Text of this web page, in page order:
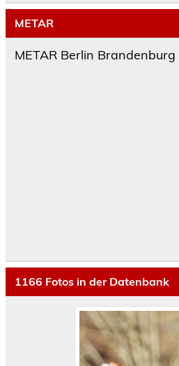
METAR
METAR Berlin
1166 Fotos in der Datenbank